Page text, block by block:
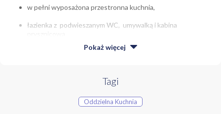
w pełni wyposażona przestronna kuchnia,
łazienka z podwieszanym WC, umywalką i kabina
korytarz z szafą w zabudowie
Mieszkanie klimatyczne, lokal całkowicie umeblowany i wyposażony
Pokaż więcej
Tagi
Oddzielna Kuchnia